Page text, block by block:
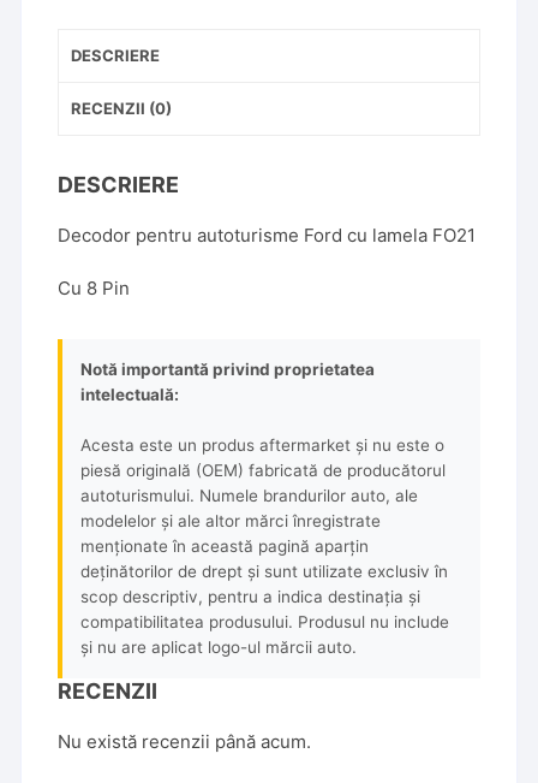
DESCRIERE
RECENZII (0)
DESCRIERE
Decodor pentru autoturisme Ford cu lamela FO21
Cu 8 Pin
Notă importantă privind proprietatea
intelectuală:
Acesta este un produs aftermarket și nu este o
piesă originală (OEM) fabricată de producătorul
autoturismului. Numele brandurilor auto, ale
modelelor și ale altor mărci înregistrate
menționate în această pagină aparțin
deținătorilor de drept și sunt utilizate exclusiv în
scop descriptiv, pentru a indica destinația și
compatibilitatea produsului. Produsul nu include
și nu are aplicat logo-ul mărcii auto.
RECENZII
Nu există recenzii până acum.